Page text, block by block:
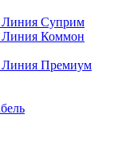
Линия Суприм
Линия Коммон
Линия Премиум